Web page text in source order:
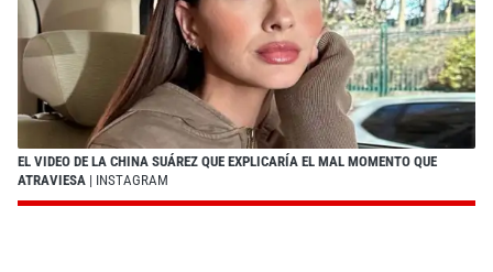
EL VIDEO DE LA CHINA SUÁREZ QUE EXPLICARÍA EL MAL MOMENTO QUE
ATRAVIESA | INSTAGRAM